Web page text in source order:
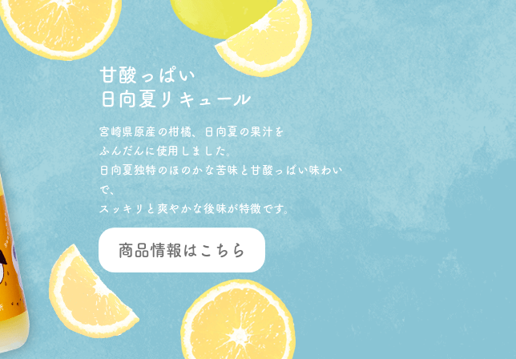
甘酸っぱい
日向夏リキュール
宮崎県原産の柑橘、日向夏の果汁を
ふんだんに使用しました。
日向夏独特のほのかな苦味と甘酸っぱい味わい
で、
スッキリと爽やかな後味が特徴です。
商品情報はこちら